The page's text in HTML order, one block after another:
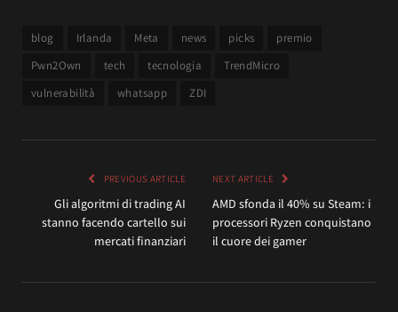
blog Irlanda Meta news picks
premio
Pwn2Own
tech tecnologia
TrendMicro
vulnerabilità
whatsapp ZDI
PREVIOUS ARTICLE
Gli algoritmi di trading AI
stanno facendo cartello sui
mercati finanziari
NEXT ARTICLE
AMD sfonda il 40% su Steam: i
processori Ryzen conquistano
il cuore dei gamer